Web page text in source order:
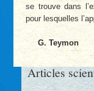
se trouve dans
pour lesquelles
G. Teymon
Articles